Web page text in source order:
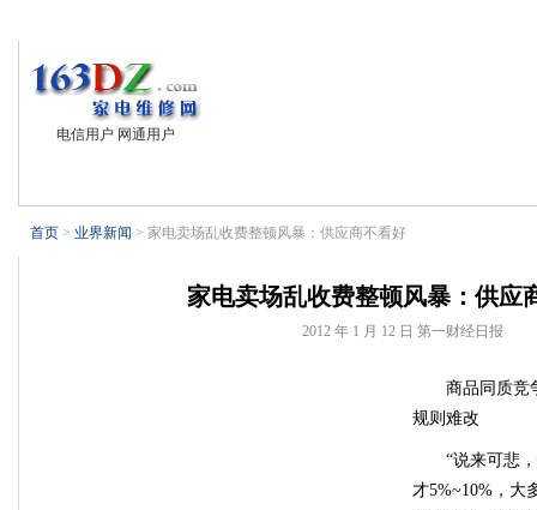
电信用户 网通用户
首页 > 业界新闻 > 家电卖场乱收费整顿风暴：供应商不看好
家电卖场乱收费整顿风暴：供应
2012 年 1 月 12 日 第一财经日报
商品同质竞
规则难改
“说来可悲
才5%~10%，大